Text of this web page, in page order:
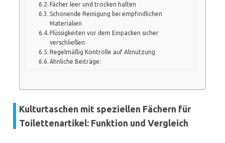
Fächer leer und trocken halten
Schonende Reinigung bei empfindlichen
Materialien
Flüssigkeiten vor dem Einpacken sicher
verschließen
Regelmäßig Kontrolle auf Abnutzung
Ähnliche Beiträge:
Kulturtaschen mit speziellen Fächern für
Toilettenartikel: Funktion und Vergleich